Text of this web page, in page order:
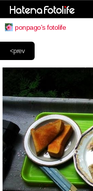
ponpago's fotolife
<prev